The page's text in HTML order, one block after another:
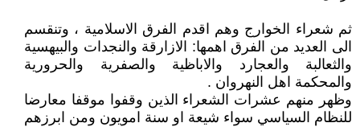
ثم شعراء الخوارج وهم اقدم الفرق الاسلامية‏ ، وتنقسم
الى العديد من الفرق اهمها: الازارقة والنجدات والبيهسية
والثعالبة والعجارد والاباظية والصفرية والحرورية
والمحكمة اهل النهروان .
وظهر منهم عشرات الشعراء الذين وقفوا موقفا معارضا
للنظام السياسي سواء شيعة او سنة امويون ومن ابرزهم